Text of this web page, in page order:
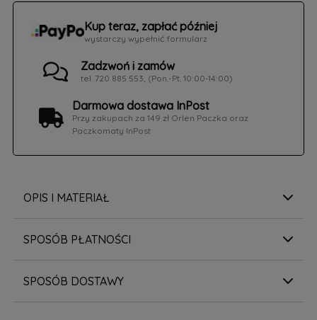
Kup teraz, zapłać później
wystarczy wypełnić formularz
Zadzwoń i zamów
tel. 720 885 553, (Pon.-Pt. 10:00-14:00)
Darmowa dostawa InPost
Przy zakupach za 149 zł Orlen Paczka oraz
Paczkomaty InPost
OPIS I MATERIAŁ
SPOSÓB PŁATNOŚCI
SPOSÓB DOSTAWY